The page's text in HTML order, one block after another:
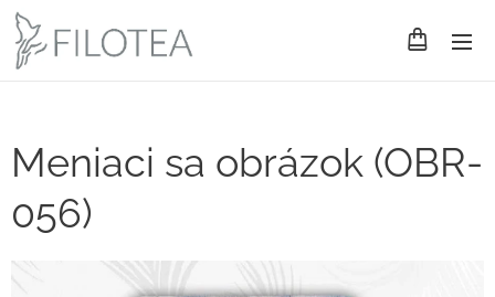
Meniaci sa obrázok (OBR-
056)